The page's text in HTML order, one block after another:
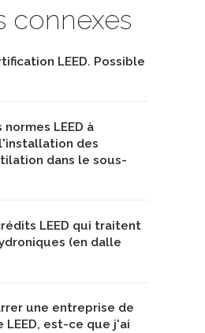
connexes
LEED. Possible
LEED à
des
dans le sous-
LEED qui traitent
(en dalle
une entreprise de
est-ce que j'ai